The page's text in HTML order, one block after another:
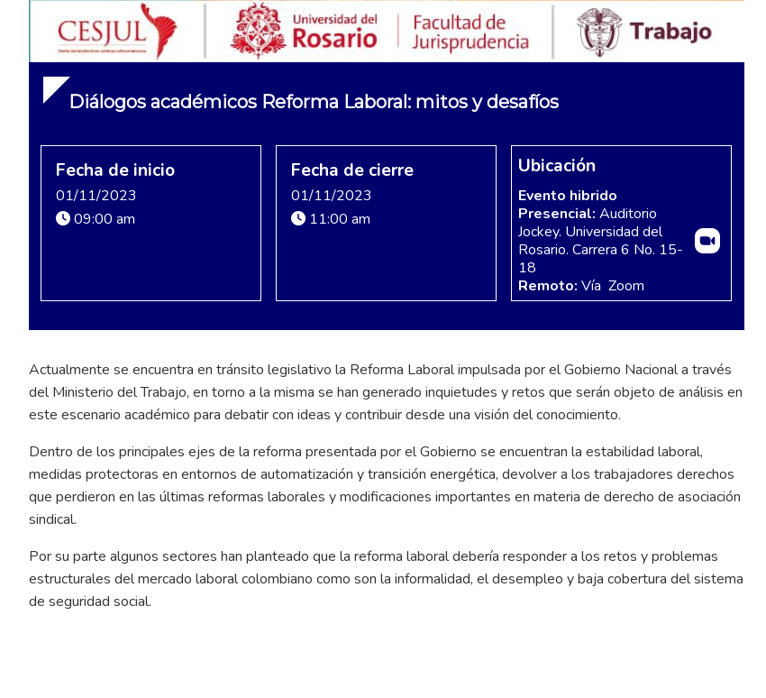
Diálogos académicos Reforma Laboral: mitos y desafíos
Fecha de inicio
01/11/2023
09:00 am
Fecha de cierre
01/11/2023
11:00 am
Ubicación
Evento hibrido
Presencial: Auditorio
Jockey. Universidad del
Rosario. Carrera 6 No. 15-
18
Remoto: Vía Zoom
Actualmente se encuentra en tránsito legislativo la Reforma Laboral impulsada por el Gobierno Nacional a través
del Ministerio del Trabajo, en torno a la misma se han generado inquietudes y retos que serán objeto de análisis en
este escenario académico para debatir con ideas y contribuir desde una visión del conocimiento.
Dentro de los principales ejes de la reforma presentada por el Gobierno se encuentran la estabilidad laboral,
medidas protectoras en entornos de automatización y transición energética, devolver a los trabajadores derechos
que perdieron en las últimas reformas laborales y modificaciones importantes en materia de derecho de asociación
sindical.
Por su parte algunos sectores han planteado que la reforma laboral debería responder a los retos y problemas
estructurales del mercado laboral colombiano como son la informalidad, el desempleo y baja cobertura del sistema
de seguridad social.